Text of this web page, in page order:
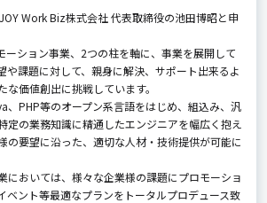
Work Biz株式会社 代表取締役の池田博昭と申
ーション事業、2つの柱を軸に、事業を展開して
や課題に対して、親身に解決、サポート出来るよ
な価値創出に挑戦しています。
、PHP等のオープン系言語をはじめ、組込み、汎
定の業務知識に精通したエンジニアを幅広く抱え
の要望に沿った、適切な人材・技術提供が可能に
においては、様々な企業様の課題にプロモーショ
ベント等最適なプランをトータルプロデュース致